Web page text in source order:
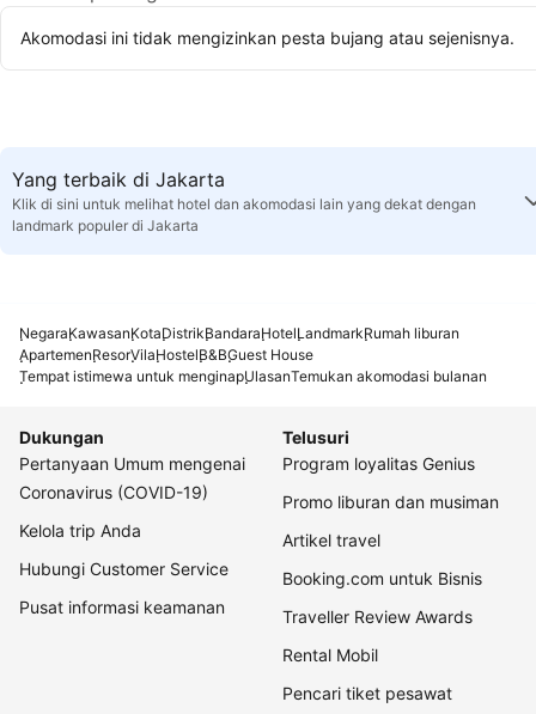
Akomodasi ini tidak mengizinkan pesta bujang atau sejenisnya.
Yang terbaik di Jakarta
Klik di sini untuk melihat hotel dan akomodasi lain yang dekat dengan
landmark populer di Jakarta
NegaraKawasanKotaDistrikBandaraHotelLandmarkRumah liburan
ApartemenResorVilaHostelB&BGuest House
Tempat istimewa untuk menginapUlasanTemukan akomodasi bulanan
Dukungan
Pertanyaan Umum mengenai
Coronavirus (COVID-19)
Kelola trip Anda
Hubungi Customer Service
Pusat informasi keamanan
Telusuri
Program loyalitas Genius
Promo liburan dan musiman
Artikel travel
Booking.com untuk Bisnis
Traveller Review Awards
Rental Mobil
Pencari tiket pesawat